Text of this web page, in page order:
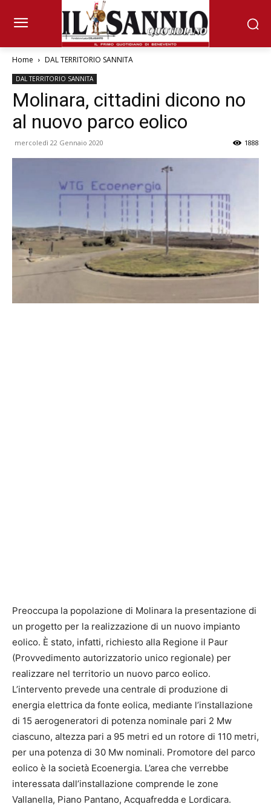
Home DAL TERRITORIO SANNITA
DAL TERRITORIO SANNITA
Molinara, cittadini dicono no
al nuovo parco eolico
mercoledì 22 Gennaio 2020 1888
Preoccupa la popolazione di Molinara la presentazione di
un progetto per la realizzazione di un nuovo impianto
eolico. È stato, infatti, richiesto alla Regione il Paur
(Provvedimento autorizzatorio unico regionale) per
realizzare nel territorio un nuovo parco eolico.
L’intervento prevede una centrale di produzione di
energia elettrica da fonte eolica, mediante l’installazione
di 15 aerogeneratori di potenza nominale pari 2 Mw
ciascuno, altezza pari a 95 metri ed un rotore di 110 metri,
per una potenza di 30 Mw nominali. Promotore del parco
eolico è la società Ecoenergia. L’area che verrebbe
interessata dall’installazione comprende le zone
Vallanella, Piano Pantano, Acquafredda e Lordicara.